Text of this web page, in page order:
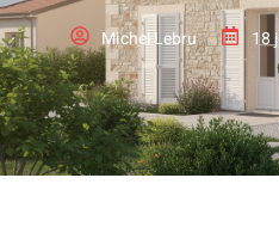
Michel Lebru 18